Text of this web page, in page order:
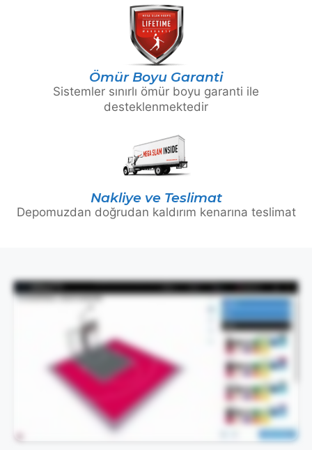
Ömür Boyu Garanti
Sistemler sınırlı ömür boyu garanti ile
desteklenmektedir
Nakliye ve Teslimat
Depomuzdan doğrudan kaldırım kenarına teslimat
Bu video, tasarım sürecini görsel olarak gösterir ve konuşma sesi içermez.